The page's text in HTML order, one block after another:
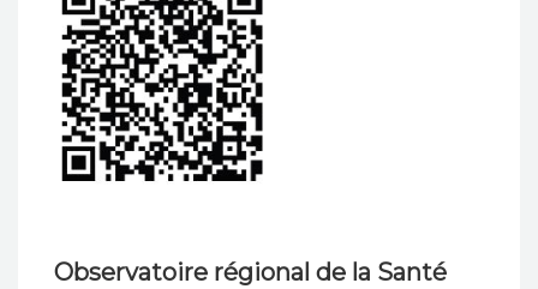
Observatoire régional de la Santé